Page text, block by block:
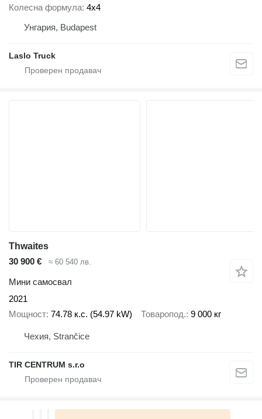
Колесна формула 4x4
Унгария, Budapest
Laslo Truck
Thwaites
30 900 €
≈ 60 540 лв.
Мини самосвал
2021
Мощност 74.78 к.с. (54.97 kW) Товаропод. 9 000 кг
Чехия, Strančice
TIR CENTRUM s.r.o